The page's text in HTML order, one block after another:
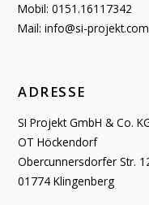
Mobil: 0151.16117342
Mail: info@si-projekt.com
ADRESSE
SI Projekt GmbH & Co.
OT Höckendorf
Obercunnersdorfer Str.
01774 Klingenberg